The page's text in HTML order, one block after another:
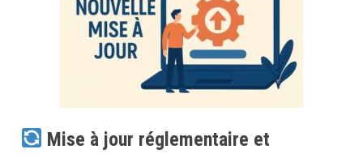
Mise à jour réglementaire et